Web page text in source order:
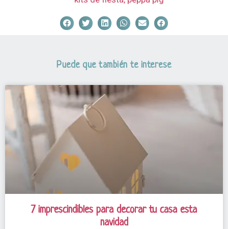
Puede que también te interese
7 imprescindibles para decorar tu casa esta
navidad